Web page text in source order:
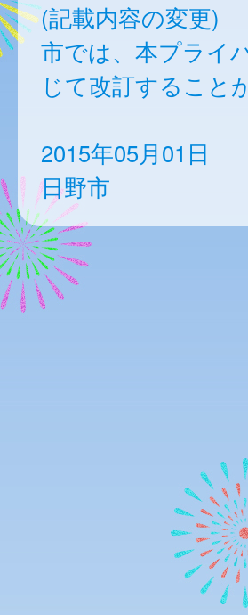
(記載内容の変更)
市では、本プライ
じて改訂すること
2015年05月01日
日野市